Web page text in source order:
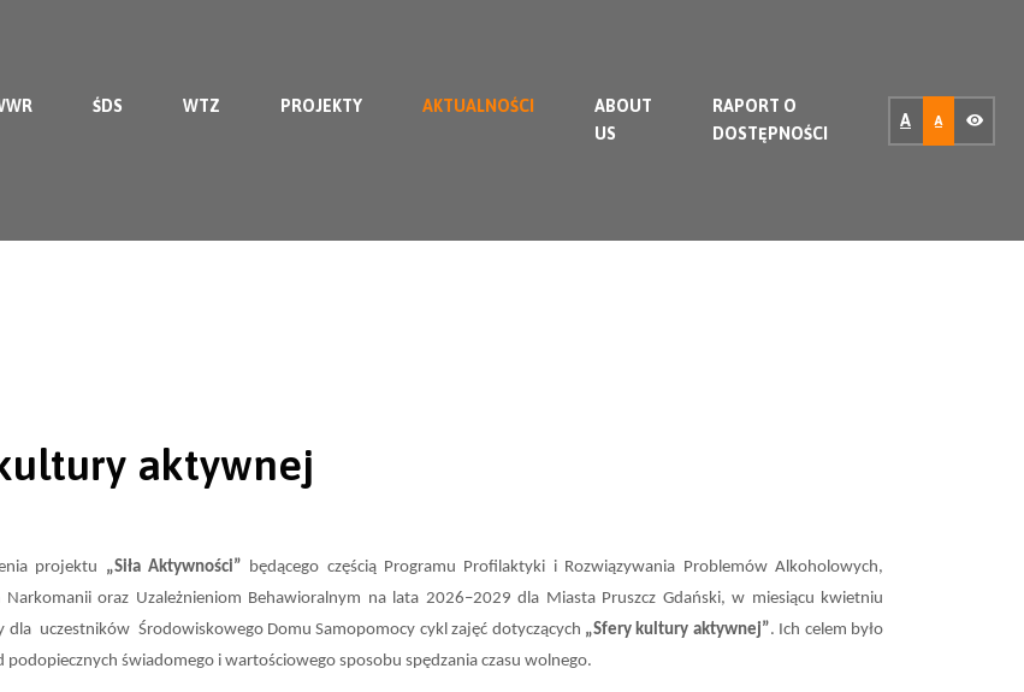
ŚDS WTZ PROJEKTY AKTUALNOŚCI
ABOUT
US
RAPORT O
DOSTĘPNOŚCI
A A
aktywnej
projektu „Siła Aktywności” będącego częścią Programu Profilaktyki i Rozwiązywania Problemów Alkoholowych,
Narkomanii oraz Uzależnieniom Behawioralnym na lata 2026–2029 dla Miasta Pruszcz Gdański, w miesiącu kwietniu
dla uczestników Środowiskowego Domu Samopomocy cykl zajęć dotyczących „Sfery kultury aktywnej” . Ich celem było
podopiecznych świadomego i wartościowego sposobu spędzania czasu wolnego.